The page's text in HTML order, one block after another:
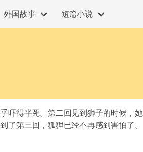
外国故事 短篇小说
吓得半死。第二回见到狮子的时候，她
了第三回，狐狸已经不再感到害怕了。